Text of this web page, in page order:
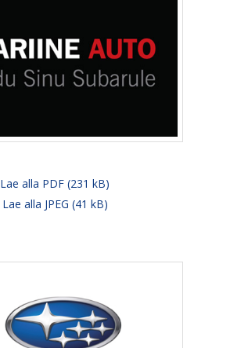
Lae alla PDF (231 kB)
Lae alla JPEG (41 kB)